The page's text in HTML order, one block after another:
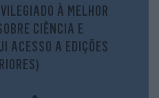
À MELHOR
CIÊNCIA E
ACESSO A EDIÇÕES